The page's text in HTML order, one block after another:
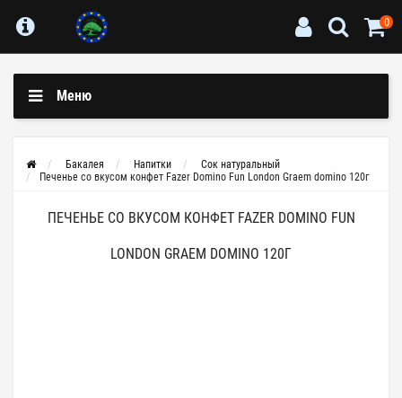
0
Меню
Бакалея Напитки
Сок натуральный
Печенье со вкусом конфет Fazer Domino Fun London Graem domino 120г
ПЕЧЕНЬЕ СО ВКУСОМ КОНФЕТ FAZER DOMINO FUN
LONDON GRAEM DOMINO 120Г